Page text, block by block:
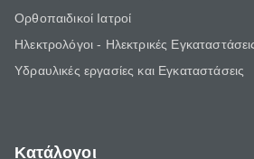
Ορθοπαιδικοί Ιατροί
Ηλεκτρολόγοι - Ηλεκτρικές
Υδραυλικές εργασίες και Εγκαταστάσεις
Κατάλογοι